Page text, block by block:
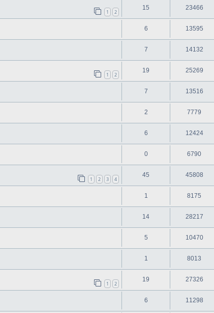
1 2
15 23466
6 13595
7 14132
1 2
19 25269
7 13516
2 7779
6 12424
0 6790
1 2 3 4
45 45808
1 8175
14 28217
5 10470
1 8013
1 2
19 27326
6 11298